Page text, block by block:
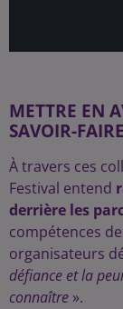
METTRE EN
SAVOIR-FAIRE
À travers ces
Festival entend
derrière les
compétences
organisateurs
défiance et la
connaître ».